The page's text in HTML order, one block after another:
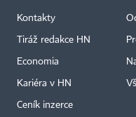
Kontakty
Tiráž redakce HN
Economia
Kariéra v HN
Ceník inzerce